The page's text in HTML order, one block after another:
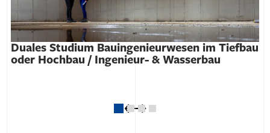
Duales Studium Bauingenieurwesen im Tiefbau
oder Hochbau / Ingenieur- & Wasserbau